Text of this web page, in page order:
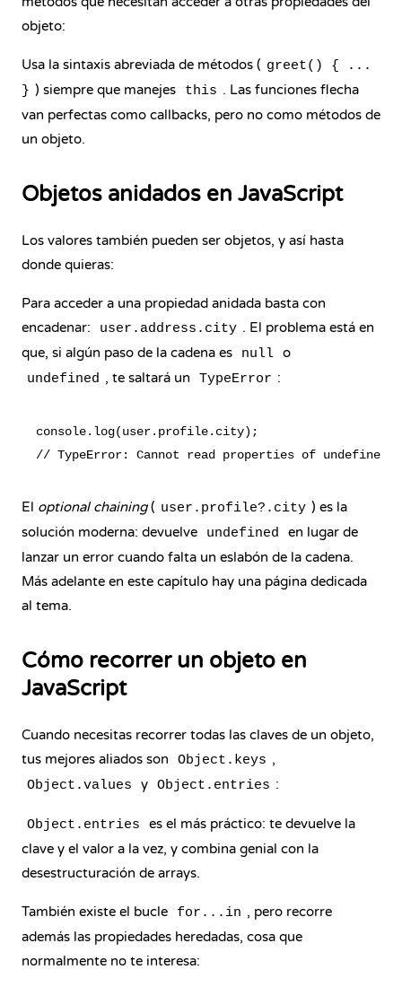
objeto:
Usa la sintaxis abreviada de métodos ( greet() { ...
} ) siempre que manejes this . Las funciones flecha
van perfectas como callbacks, pero no como métodos de
un objeto.
Objetos anidados en JavaScript
Los valores también pueden ser objetos, y así hasta
donde quieras:
Para acceder a una propiedad anidada basta con
encadenar:
user.address.city . El problema está en
que, si algún paso de la cadena es
null o
undefined , te saltará un TypeError :
console.log(user.profile.city);
El optional chaining( user.profile?.city ) es la
solución moderna: devuelve
undefined
en lugar de
lanzar un error cuando falta un eslabón de la cadena.
Más adelante en este capítulo hay una página dedicada
al tema.
Cómo recorrer un objeto en
JavaScript
Cuando necesitas recorrer todas las claves de un objeto,
tus mejores aliados son
Object.keys ,
Object.values y Object.entries :
Object.entries
es el más práctico: te devuelve la
clave y el valor a la vez, y combina genial con la
desestructuración de arrays.
También existe el bucle for...in , pero recorre
además las propiedades heredadas, cosa que
normalmente no te interesa: